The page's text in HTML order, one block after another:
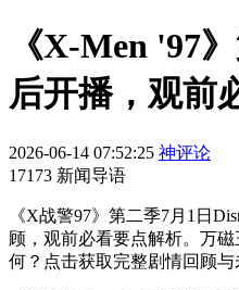
《X-Men '97
后开播，观前
2026-06-14 07:52:25 神评论
17173 新闻导语
《X战警97》第二季7月1日
顾，观前必看要点解析。万
何？点击获取完整剧情回顾与